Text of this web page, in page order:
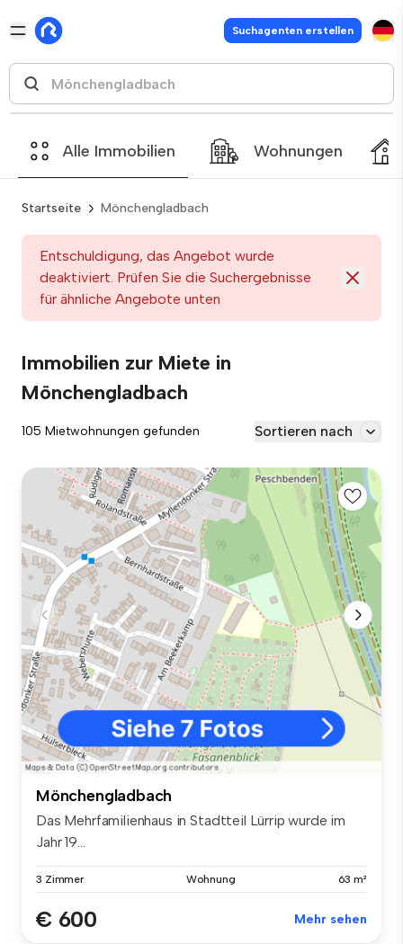
Suchagenten erstellen
Alle Immobilien Wohnungen
Startseite Mönchengladbach
Entschuldigung, das Angebot wurde
deaktiviert. Prüfen Sie die Suchergebnisse
für ähnliche Angebote unten
Immobilien zur Miete in
Mönchengladbach
105 Mietwohnungen gefunden Sortieren nach
Mönchengladbach
Das Mehrfamilienhaus in Stadtteil Lürrip wurde im
Jahr 19...
3 Zimmer Wohnung 63 m²
€ 600 Mehr sehen